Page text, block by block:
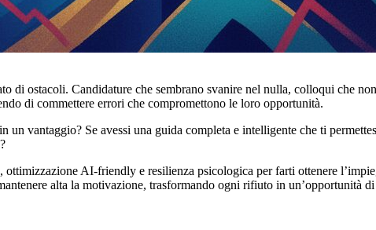
di ostacoli. Candidature che sembrano svanire nel nulla, colloqui che
di commettere errori che compromettono le loro opportunità.
un vantaggio? Se avessi una guida completa e intelligente che ti
AI-friendly e resilienza psicologica per farti ottenere
alta la motivazione, trasformando ogni rifiuto in un’opportunità